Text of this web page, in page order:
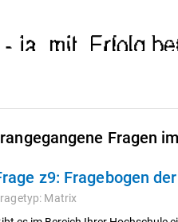
Fragen
z9: Fragebogen
Matrix